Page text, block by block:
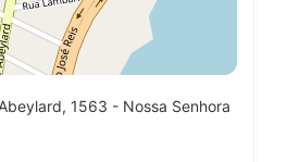
1563 - Nossa Senhora